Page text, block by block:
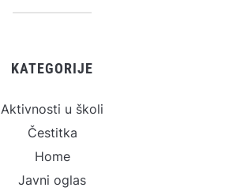
KATEGORIJE
Aktivnosti u školi
Čestitka
Home
Javni oglas